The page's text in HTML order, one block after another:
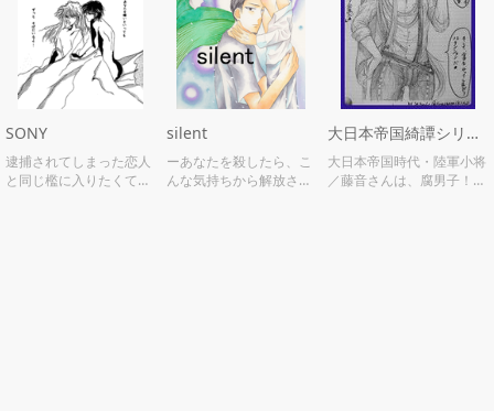
SONY
逮捕されてしまった恋人
と同じ檻に入りたくて、
silent
ーあなたを殺したら、こ
んな気持ちから解放され
大日本帝国綺譚シリーズ／藤音さんの不思議な薬
大日本帝国時代・陸軍小将
／藤音さんは、腐男子！そ